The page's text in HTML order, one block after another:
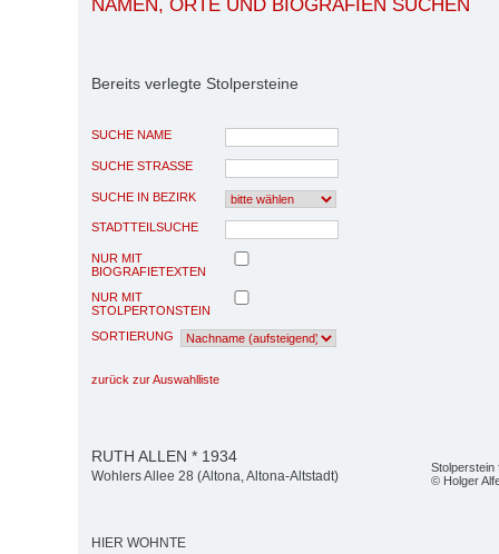
NAMEN, ORTE UND BIOGRAFIEN SUCHEN
Bereits verlegte Stolpersteine
SUCHE NAME
SUCHE STRASSE
SUCHE IN BEZIRK
STADTTEILSUCHE
NUR MIT
BIOGRAFIETEXTEN
NUR MIT
STOLPERTONSTEIN
SORTIERUNG
zurück zur Auswahlliste
Stolperstein
© Holger
RUTH ALLEN * 1934
Wohlers Allee 28 (Altona, Altona-Altstadt)
HIER WOHNTE